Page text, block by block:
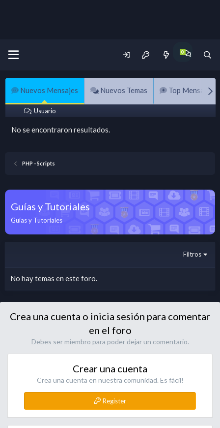
Nuevos Mensajes Nuevos Temas Top Mensajes
Usuario
No se encontraron resultados.
PHP - Scripts
Guías y Tutoriales
Guías y Tutoriales
Filtros
No hay temas en este foro.
Crea una cuenta o inicia sesión para comentar
en el foro
Debes ser miembro para poder dejar un comentario.
Crear una cuenta
Crea una cuenta en nuestra comunidad. Es fácil!
Register